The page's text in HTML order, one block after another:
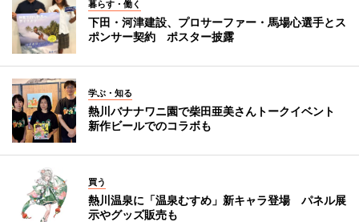
暮らす・働く
下田・河津建設、プロサーファー・馬場心選手とス
ポンサー契約 ポスター披露
学ぶ・知る
熱川バナナワニ園で柴田亜美さんトークイベント
新作ビールでのコラボも
買う
熱川温泉に「温泉むすめ」新キャラ登場 パネル展
示やグッズ販売も